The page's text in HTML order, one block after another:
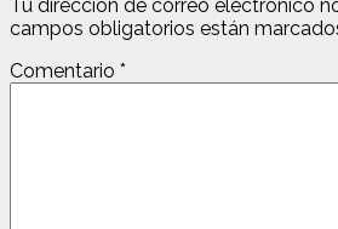
Tu dirección de correo electrónico
campos obligatorios están
Comentario *